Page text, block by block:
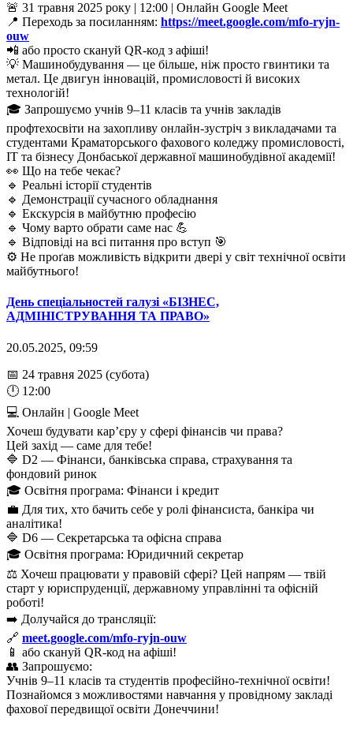
🚨 31 травня 2025 року | 12:00 | Онлайн Google Meet
📍 Переходь за посиланням: https://meet.google.com/mfo-ryjn-
ouw
📲 або просто скануй QR-код з афіші!
💡 Машинобудування — це більше, ніж просто гвинтики та
метал. Це двигун інновацій, промисловості й високих
технологій!
🎓 Запрошуємо учнів 9–11 класів та учнів закладів
профтехосвіти на захопливу онлайн-зустріч з викладачами та
студентами Краматорського фахового коледжу промисловості,
ІТ та бізнесу Донбаської державної машинобудівної академії!
👀 Що на тебе чекає?
🔹 Реальні історії студентів
🔹 Демонстрації сучасного обладнання
🔹 Екскурсія в майбутню професію
🔹 Чому варто обрати саме нас 💪
🔹 Відповіді на всі питання про вступ 🎯
⚙️ Не проґав можливість відкрити двері у світ технічної освіти
майбутнього!
День спеціальностей галузі «БІЗНЕС,
АДМІНІСТРУВАННЯ ТА ПРАВО»
20.05.2025, 09:59
📅 24 травня 2025 (субота)
🕛 12:00
💻 Онлайн | Google Meet
Хочеш будувати кар’єру у сфері фінансів чи права?
Цей захід — саме для тебе!
🔷 D2 — Фінанси, банківська справа, страхування та
фондовий ринок
🎓 Освітня програма: Фінанси і кредит
💼 Для тих, хто бачить себе у ролі фінансиста, банкіра чи
аналітика!
🔷 D6 — Секретарська та офісна справа
🎓 Освітня програма: Юридичний секретар
⚖️ Хочеш працювати у правовій сфері? Цей напрям — твій
старт у юриспруденції, державному управлінні та офісній
роботі!
➡️ Долучайся до трансляції:
🔗 meet.google.com/mfo-ryjn-ouw
📱 або скануй QR-код на афіші!
👥 Запрошуємо:
Учнів 9–11 класів та студентів професійно-технічної освіти!
Познайомся з можливостями навчання у провідному закладі
фахової передвищої освіти Донеччини!